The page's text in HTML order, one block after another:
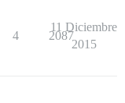
4 2087
11 Diciembre
2015